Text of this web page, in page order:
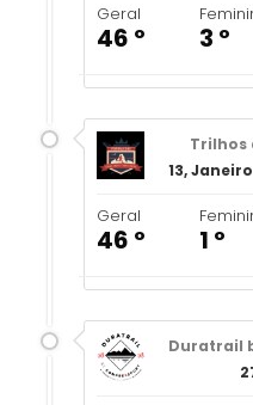
Geral
46 º 3 º
Trilhos
13,
Geral
46 º 1 º
Duratrail